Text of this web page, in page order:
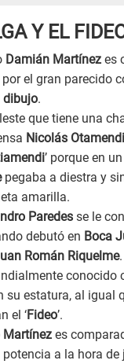
Y EL
Damián Martínez es
por el gran parecido
dibujo.
que tiene una
Nicolás Otamendi
’ porque en
pegaba a diestra y
amarilla.
Paredes se le
debutó en Boca
Román Riquelme.
conocido
su estatura, al igual
el ‘Fideo’.
Martínez es
a la hora de